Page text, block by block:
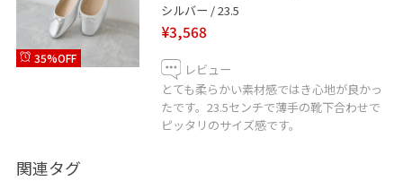
35%OFF
シルバー / 23.5
¥3,568
レビュー
とても柔らかい素材感ではき心地が良かっ
たです。23.5センチで薄手の靴下合わせで
ピッタリのサイズ感です。
関連タグ